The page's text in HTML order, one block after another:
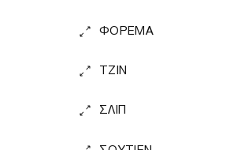
ΦΟΡΕΜΑ
TZIN
ΣΛΙΠ